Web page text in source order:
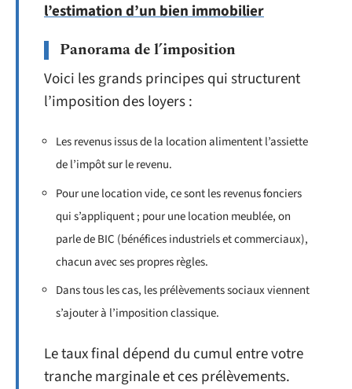
l’estimation d’un bien immobilier
Panorama de l’imposition
Voici les grands principes qui structurent
l’imposition des loyers :
Les revenus issus de la location alimentent l’assiette
de l’impôt sur le revenu.
Pour une location vide, ce sont les revenus fonciers
qui s’appliquent ; pour une location meublée, on
parle de BIC (bénéfices industriels et commerciaux),
chacun avec ses propres règles.
Dans tous les cas, les prélèvements sociaux viennent
s’ajouter à l’imposition classique.
Le taux final dépend du cumul entre votre
tranche marginale et ces prélèvements.